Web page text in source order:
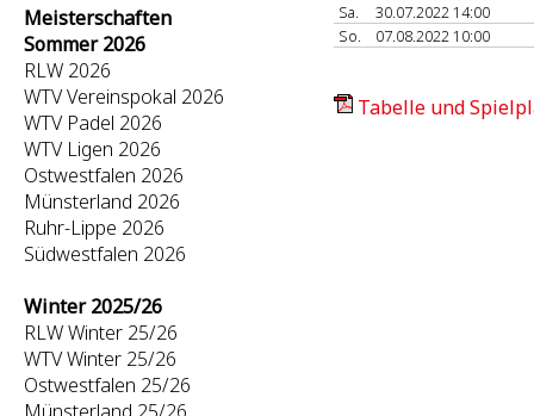
Meisterschaften
Sommer 2026
RLW 2026
WTV Vereinspokal 2026
WTV Padel 2026
WTV Ligen 2026
Ostwestfalen 2026
Münsterland 2026
Ruhr-Lippe 2026
Südwestfalen 2026
Winter 2025/26
RLW Winter 25/26
WTV Winter 25/26
Ostwestfalen 25/26
Sa.
30.07.2022 14:00
So.
07.08.2022 10:00
Tabelle und